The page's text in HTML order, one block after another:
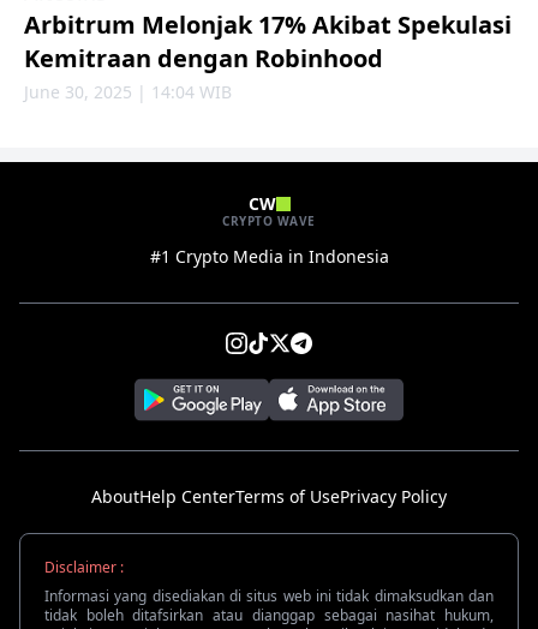
Arbitrum Melonjak 17% Akibat Spekulasi
Kemitraan dengan Robinhood
June 30, 2025 | 14:04 WIB
CW
CRYPTO WAVE
#1 Crypto Media in Indonesia
AboutHelp CenterTerms of UsePrivacy Policy
Disclaimer :
Informasi yang disediakan di situs web ini tidak dimaksudkan dan
tidak boleh ditafsirkan atau dianggap sebagai nasihat hukum,